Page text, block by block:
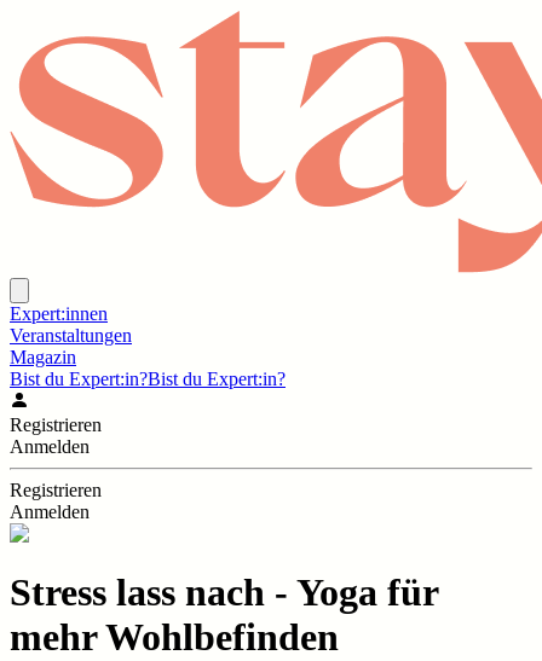
Expert:innen
Veranstaltungen
Magazin
Bist du Expert:in?Bist du Expert:in?
Registrieren
Anmelden
Registrieren
Anmelden
Stress lass nach - Yoga für
mehr Wohlbefinden